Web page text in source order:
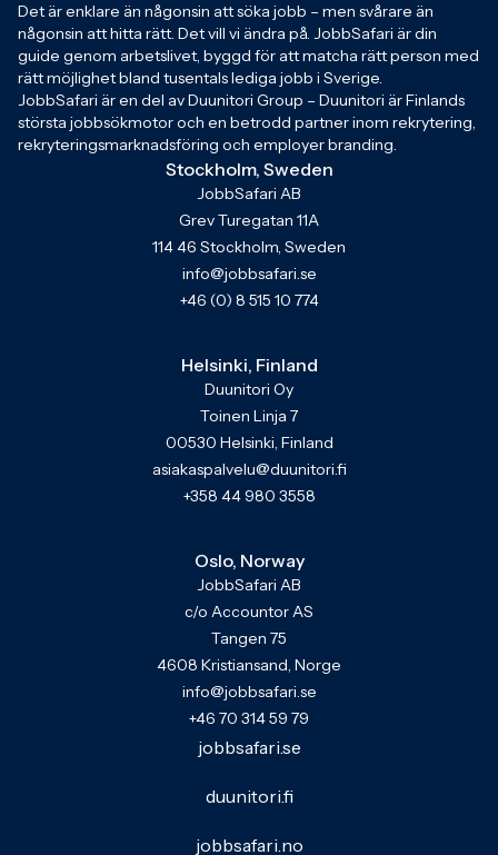
Det är enklare än någonsin att söka jobb – men svårare än
någonsin att hitta rätt. Det vill vi ändra på. JobbSafari är din
guide genom arbetslivet, byggd för att matcha rätt person med
rätt möjlighet bland tusentals lediga jobb i Sverige.
JobbSafari är en del av Duunitori Group – Duunitori är Finlands
största jobbsökmotor och en betrodd partner inom rekrytering,
rekryteringsmarknadsföring och employer branding.
Stockholm, Sweden
JobbSafari AB
Grev Turegatan 11A
114 46 Stockholm, Sweden
info@jobbsafari.se
+46 (0) 8 515 10 774
Helsinki, Finland
Duunitori Oy
Toinen Linja 7
00530 Helsinki, Finland
asiakaspalvelu@duunitori.fi
+358 44 980 3558
Oslo, Norway
JobbSafari AB
c/o Accountor AS
Tangen 75
4608 Kristiansand, Norge
info@jobbsafari.se
+46 70 314 59 79
jobbsafari.se
duunitori.fi
jobbsafari.no